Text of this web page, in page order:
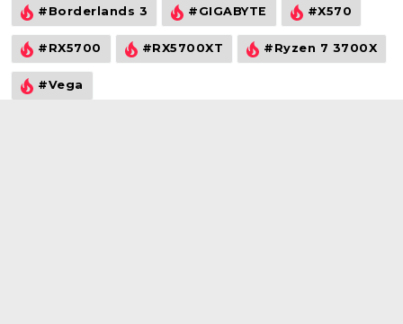
#AMD #Ryzen #Radeon
#Borderlands 3 #GIGABYTE #X570
#RX5700